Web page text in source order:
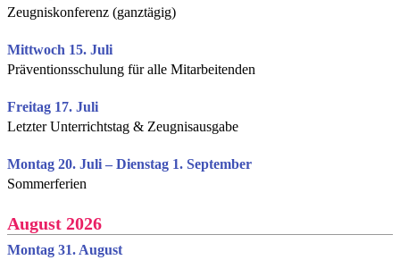
Zeugniskonferenz (ganztägig)
Mittwoch 15. Juli
Präventionsschulung für alle Mitarbeitenden
Freitag 17. Juli
Letzter Unterrichtstag & Zeugnisausgabe
Montag 20. Juli – Dienstag 1. September
Sommerferien
August 2026
Montag 31. August